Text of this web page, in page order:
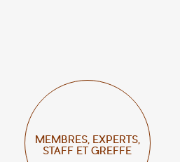
MEMBRES, EXPERTS,
STAFF ET GREFFE